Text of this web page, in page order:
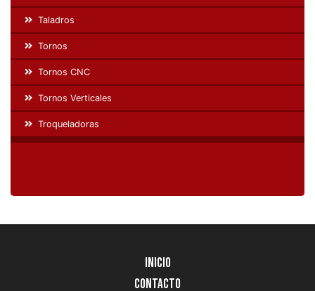
Taladros
Tornos
Tornos CNC
Tornos Verticales
Troqueladoras
Inicio
Contacto